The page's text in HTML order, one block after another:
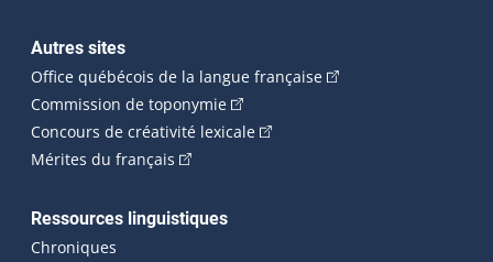
Autres sites
Office québécois de la langue française(Cet hyperlien
Commission de toponymie(Cet hyperlien externe s'ouvrira
Concours de créativité lexicale(Cet hyperlien externe
Mérites du français (Cet hyperlien externe s'ouvrira dans une
Ressources linguistiques
Chroniques